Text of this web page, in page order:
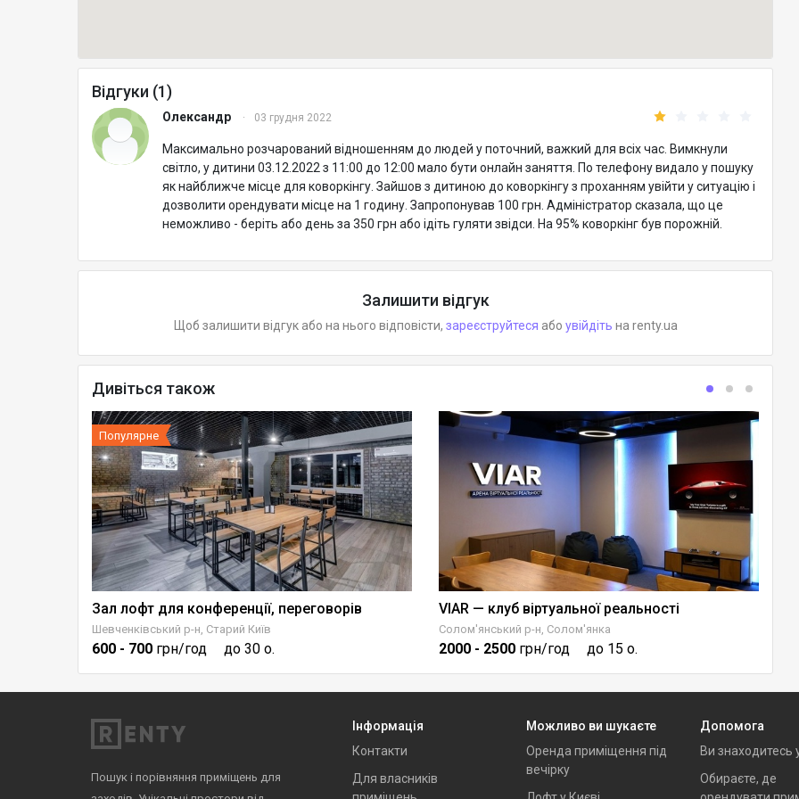
Відгуки (1)
Олександр · 03 грудня 2022
Максимально розчарований відношенням до людей у поточний, важкий для всіх час. Вимкнули
світло, у дитини 03.12.2022 з 11:00 до 12:00 мало бути онлайн заняття. По телефону видало у пошуку
як найближче місце для коворкінгу. Зайшов з дитиною до коворкінгу з проханням увійти у ситуацію і
дозволити орендувати місце на 1 годину. Запропонував 100 грн. Адміністратор сказала, що це
неможливо - беріть або день за 350 грн або ідіть гуляти звідси. На 95% коворкінг був порожній.
Залишити відгук
Щоб залишити відгук або на нього відповісти, зареєструйтеся або увійдіть на renty.ua
Дивіться також
Популярне
Зал лофт для конференції, переговорів
Шевченківський р-н, Старий Київ
600 - 700 грн/год до 30 о.
VIAR — клуб віртуальної реальності
Солом'янський р-н, Солом'янка
2000 - 2500 грн/год до 15 о.
Пошук і порівняння приміщень для
Інформація
Контакти
Для власників
Можливо ви шукаєте
Оренда приміщення під
вечірку
Допомога
Ви знаходитесь
Обираєте, де